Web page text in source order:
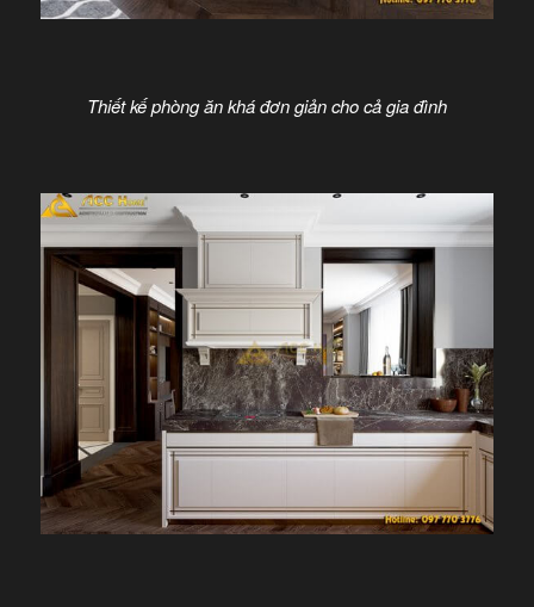
Thiết kế phòng ăn khá đơn giản cho cả gia đình